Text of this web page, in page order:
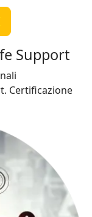
Support
Certificazione